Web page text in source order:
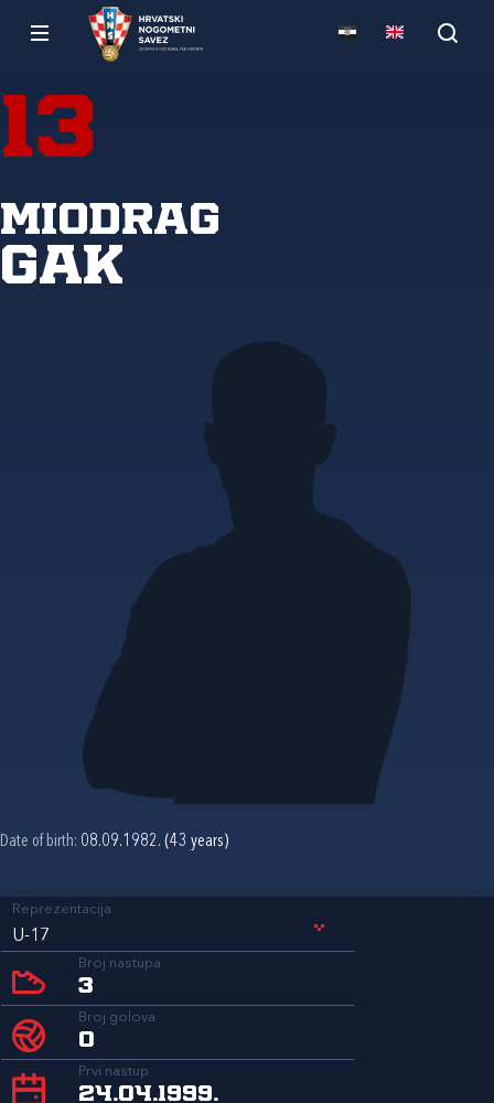
13
Miodrag
Gak
Date of birth: 08.09.1982. (43 years)
Reprezentacija
U-17
Broj nastupa
3
Broj golova
0
Prvi nastup
24.04.1999.